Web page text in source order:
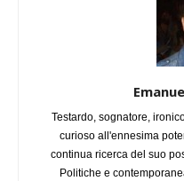
Testardo, sognatore,
curioso all'ennesima
continua ricerca del suo
Politiche e